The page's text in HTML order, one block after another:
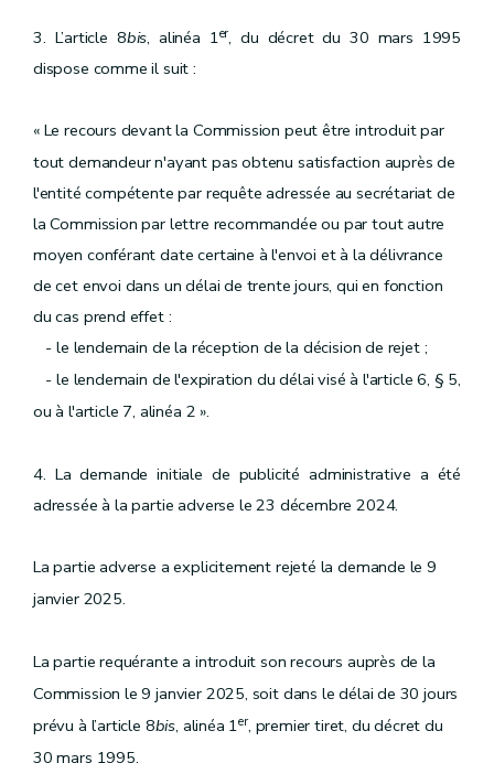
3. L’article 8bis, alinéa 1er, du décret du 30 mars 1995
dispose comme il suit :
« Le recours devant la Commission peut être introduit par
tout demandeur n'ayant pas obtenu satisfaction auprès de
l'entité compétente par requête adressée au secrétariat de
la Commission par lettre recommandée ou par tout autre
moyen conférant date certaine à l'envoi et à la délivrance
de cet envoi dans un délai de trente jours, qui en fonction
du cas prend effet :
- le lendemain de la réception de la décision de rejet ;
- le lendemain de l'expiration du délai visé à l'article 6, § 5,
ou à l'article 7, alinéa 2 ».
4. La demande initiale de publicité administrative a été
adressée à la partie adverse le 23 décembre 2024.
La partie adverse a explicitement rejeté la demande le 9
janvier 2025.
La partie requérante a introduit son recours auprès de la
Commission le 9 janvier 2025, soit dans le délai de 30 jours
prévu à l’article 8bis, alinéa 1er, premier tiret, du décret du
30 mars 1995.